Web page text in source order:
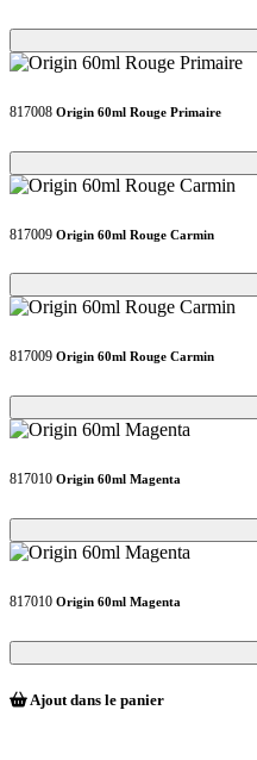
Loading...
Loading...
817008 Origin 60ml Rouge Primaire
Loading...
Loading...
817009 Origin 60ml Rouge Carmin
Loading...
Loading...
817009 Origin 60ml Rouge Carmin
Loading...
Loading...
817010 Origin 60ml Magenta
Loading...
Loading...
817010 Origin 60ml Magenta
Loading...
Loading...
Ajout dans le panier